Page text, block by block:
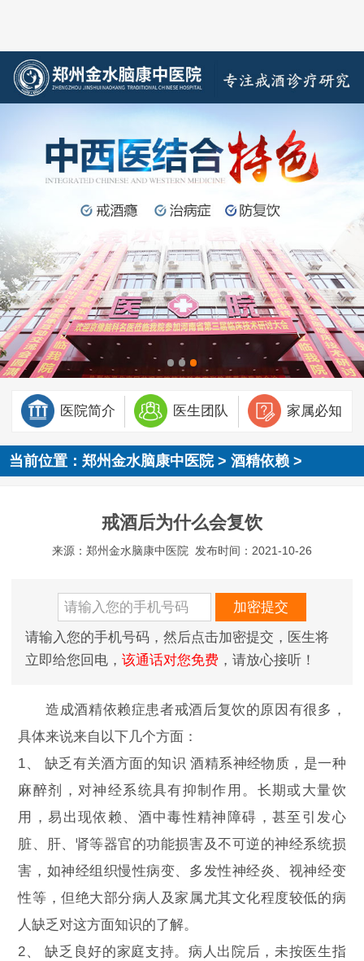
医院简介 医生团队 家属必知
当前位置：郑州金水脑康中医院>酒精依赖 >
戒酒后为什么会复饮
来源：郑州金水脑康中医院 发布时间：2021-10-26
请输入您的手机号码，然后点击加密提交，医生将
立即给您回电， 该通话对您免费，请放心接听！
造成酒精依赖症患者戒酒后复饮的原因有很多，
具体来说来自以下几个方面：
1、 缺乏有关酒方面的知识 酒精系神经物质，是一种
麻醉剂，对神经系统具有抑制作用。长期或大量饮
用，易出现依赖、酒中毒性精神障碍，甚至引发心
脏、肝、肾等器官的功能损害及不可逆的神经系统损
害，如神经组织慢性病变、多发性神经炎、视神经变
性等，但绝大部分病人及家属尤其文化程度较低的病
人缺乏对这方面知识的了解。
2、 缺乏良好的家庭支持。病人出院后，未按医生指